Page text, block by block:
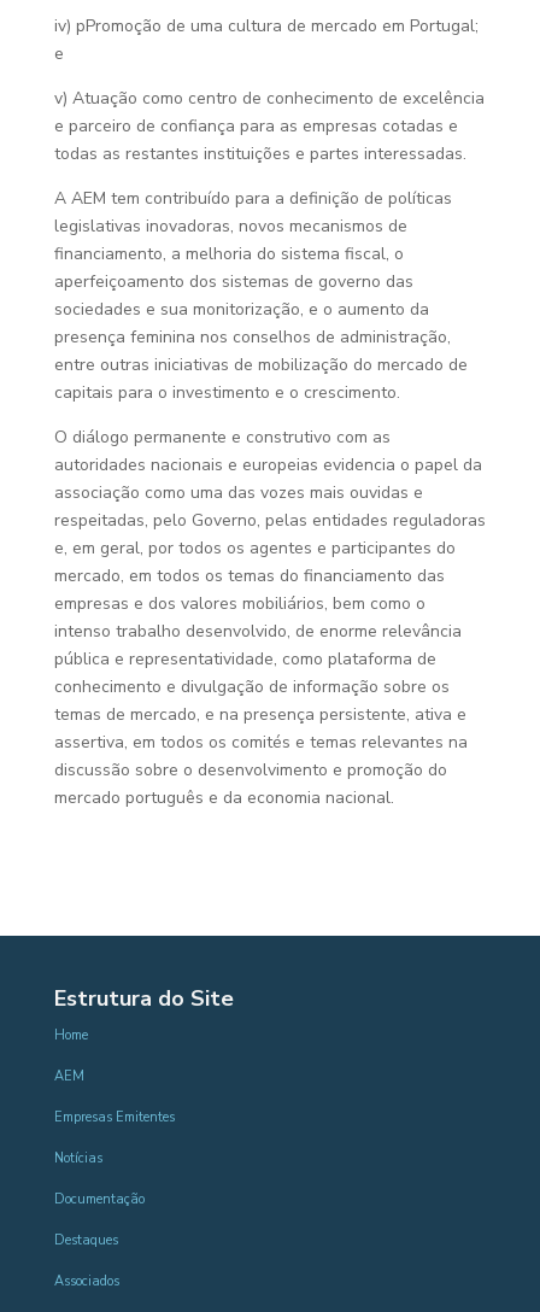
iv) pPromoção de uma cultura de mercado em Portugal;
e
v) Atuação como centro de conhecimento de excelência
e parceiro de confiança para as empresas cotadas e
todas as restantes instituições e partes interessadas.
A AEM tem contribuído para a definição de políticas
legislativas inovadoras, novos mecanismos de
financiamento, a melhoria do sistema fiscal, o
aperfeiçoamento dos sistemas de governo das
sociedades e sua monitorização, e o aumento da
presença feminina nos conselhos de administração,
entre outras iniciativas de mobilização do mercado de
capitais para o investimento e o crescimento.
O diálogo permanente e construtivo com as
autoridades nacionais e europeias evidencia o papel da
associação como uma das vozes mais ouvidas e
respeitadas, pelo Governo, pelas entidades reguladoras
e, em geral, por todos os agentes e participantes do
mercado, em todos os temas do financiamento das
empresas e dos valores mobiliários, bem como o
intenso trabalho desenvolvido, de enorme relevância
pública e representatividade, como plataforma de
conhecimento e divulgação de informação sobre os
temas de mercado, e na presença persistente, ativa e
assertiva, em todos os comités e temas relevantes na
discussão sobre o desenvolvimento e promoção do
mercado português e da economia nacional.
Estrutura do Site
Home
AEM
Empresas Emitentes
Notícias
Documentação
Destaques
Associados